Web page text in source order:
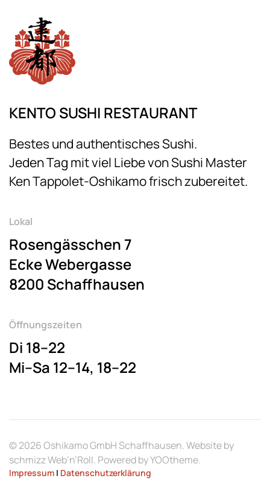
KENTO SUSHI RESTAURANT
Bestes und authentisches Sushi.
Jeden Tag mit viel Liebe von Sushi Master
Ken Tappolet-Oshikamo frisch zubereitet.
Lokal
Rosengässchen 7
Ecke Webergasse
8200 Schaffhausen
Öffnungszeiten
Di 18–22
Mi–Sa 12–14, 18–22
©2026Oshikamo GmbH Schaffhausen. Website by
schmizz Web’n’Roll. Powered byYOOtheme.
Impressum | Datenschutzerklärung